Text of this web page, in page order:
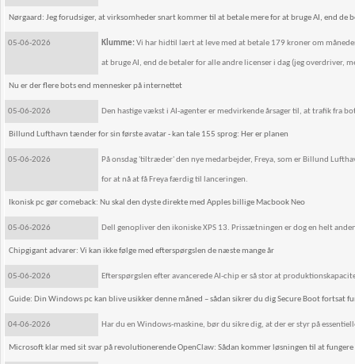
Nørgaard: Jeg forudsiger, at virksomheder snart kommer til at betale mere for at bruge AI, end de
05-06-2026 Klumme:Vi har hidtil lært at leve med at betale 179 kroner om
at bruge AI, end de betaler for alle andre licenser i dag (jeg overdriver,
Nu er der flere bots end mennesker på internettet
05-06-2026 Den hastige vækst i AI-agenter er medvirkende årsager til, at trafik fra
Billund Lufthavn tænder for sin første avatar - kan tale 155 sprog: Her er planen
05-06-2026 På onsdag 'tiltræder' den nye medarbejder, Freya, som er Billund
for at nå at få Freya færdig til lanceringen.
Ikonisk pc gør comeback: Nu skal den dyste direkte med Apples billige Macbook Neo
05-06-2026 Dell genopliver den ikoniske XPS 13. Prissætningen er dog en helt
Chipgigant advarer: Vi kan ikke følge med efterspørgslen de næste mange år
05-06-2026 Efterspørgslen efter avancerede AI-chip er så stor at
Guide: Din Windows pc kan blive usikker denne måned – sådan sikrer du dig Secure Boot fortsat
04-06-2026 Har du en Windows-maskine, bør du sikre dig, at der er styr på
Microsoft klar med sit svar på revolutionerende OpenClaw: Sådan kommer løsningen til at fungere